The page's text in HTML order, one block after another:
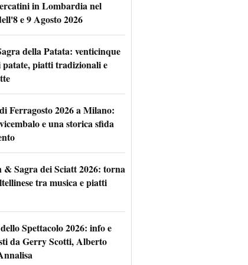
in Lombardia nel
e 9 Agosto 2026
della Patata: venticinque
piatti tradizionali e
Ferragosto 2026 a Milano:
e una storica sfida
& Sagra dei Sciatt 2026: torna
tra musica e piatti
Spettacolo 2026: info e
da Gerry Scotti, Alberto